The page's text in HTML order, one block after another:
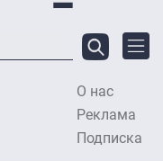
О нас
Реклама
Подписка